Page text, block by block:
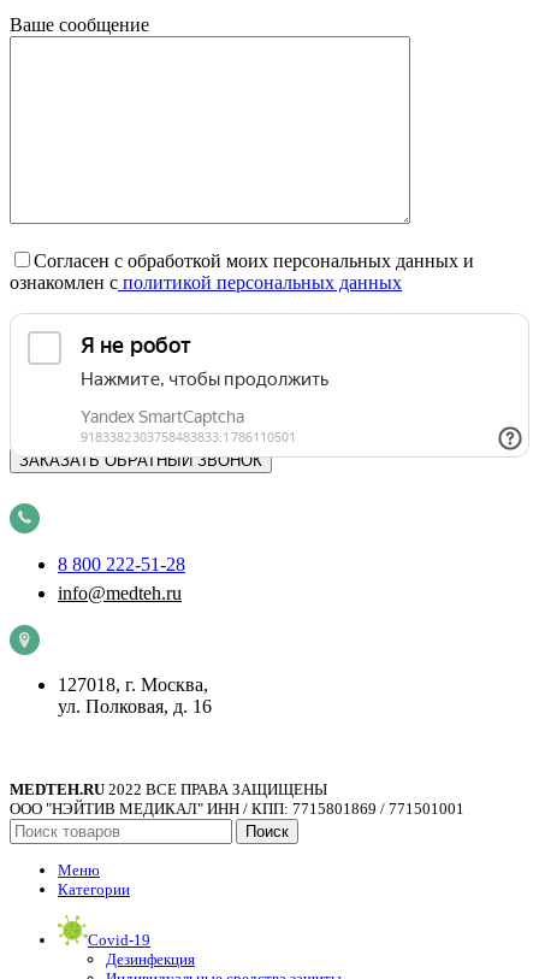
Ваше сообщение
Согласен с обработкой моих персональных данных и
ознакомлен с политикой персональных данных
8 800 222-51-28
info@medteh.ru
127018, г. Москва,
ул. Полковая, д. 16
MEDTEH.RU 2022 ВСЕ ПРАВА ЗАЩИЩЕНЫ
ООО "НЭЙТИВ МЕДИКАЛ" ИНН / КПП: 7715801869 / 771501001
Поиск
Меню
Категории
Covid-19
Дезинфекция